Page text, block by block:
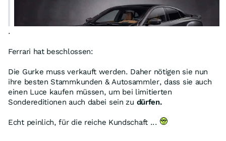
helfen-spoi…
.
Ferrari hat beschlossen:
Die Gurke muss verkauft werden. Daher nötigen sie nun
ihre besten Stammkunden & Autosammler, dass sie auch
einen Luce kaufen müssen, um bei limitierten
Sondereditionen auch dabei sein zu dürfen.
Echt peinlich, für die reiche Kundschaft ...